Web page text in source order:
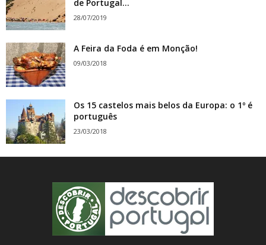
de Portugal...
28/07/2019
A Feira da Foda é em Monção!
09/03/2018
Os 15 castelos mais belos da Europa: o 1º é
português
23/03/2018